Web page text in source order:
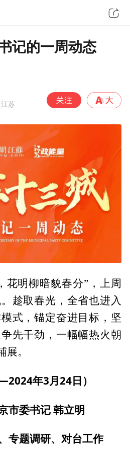
记的一周动态
苏
花明柳暗貌春分”，上周
趁取春光，全省也进入
式，锚定奋进目标，坚
先干劲，一幅幅热火朝
展。
年3月24日）
市委书记 韩立明
专题调研、对台工作